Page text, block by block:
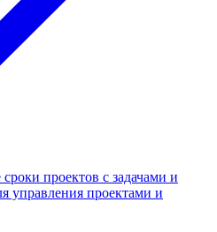
проектов с задачами и
управления проектами и